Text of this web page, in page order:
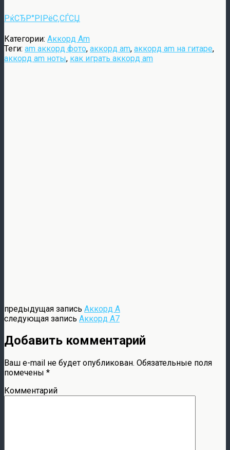
РќСЂР°РІРёС‚СЃСЏ
Категории: Аккорд Am
Теги: am аккорд фото, аккорд am, аккорд am на гитаре,
аккорд am ноты, как играть аккорд am
предыдущая запись Аккорд A
следующая запись Аккорд A7
Добавить комментарий
Ваш e-mail не будет опубликован. Обязательные поля
помечены *
Комментарий